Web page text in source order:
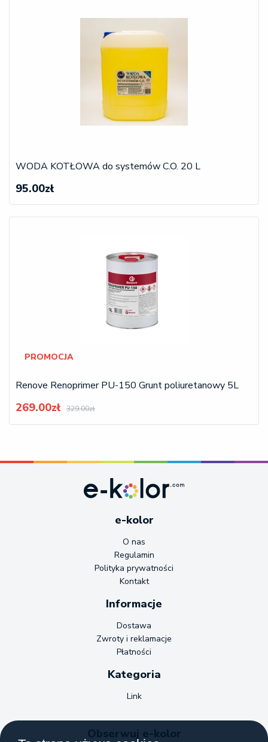
WODA KOTŁOWA do systemów C.O. 20 L
95.00zł
PROMOCJA
Renove Renoprimer PU-150 Grunt poliuretanowy 5L
269.00zł 329.00zł
e-kolor
O nas
Regulamin
Polityka prywatności
Kontakt
Informacje
Dostawa
Zwroty i reklamacje
Płatności
Kategoria
Link
Obserwuj e-kolor